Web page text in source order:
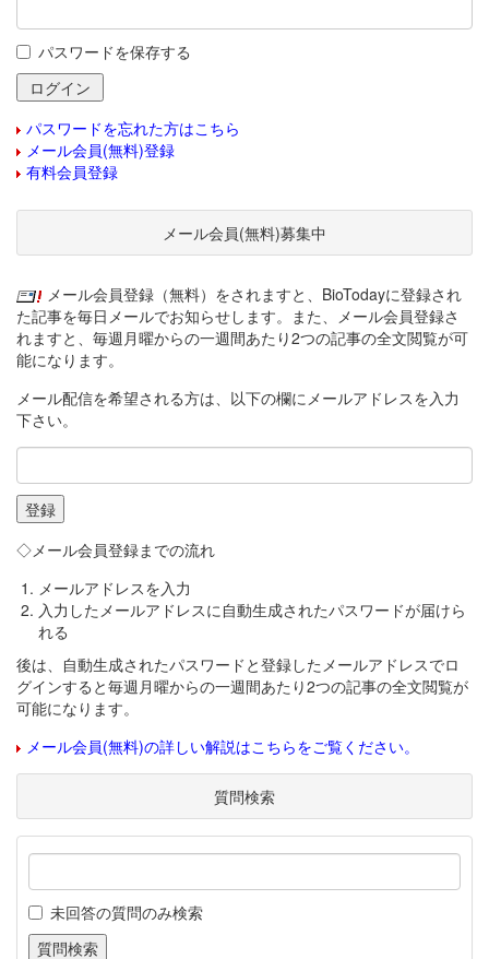
パスワードを保存する
パスワードを忘れた方はこちら
メール会員(無料)登録
有料会員登録
メール会員(無料)募集中
メール会員登録（無料）をされますと、BioTodayに登録され
た記事を毎日メールでお知らせします。また、メール会員登録さ
れますと、毎週月曜からの一週間あたり2つの記事の全文閲覧が可
能になります。
メール配信を希望される方は、以下の欄にメールアドレスを入力
下さい。
◇メール会員登録までの流れ
メールアドレスを入力
入力したメールアドレスに自動生成されたパスワードが届けら
れる
後は、自動生成されたパスワードと登録したメールアドレスでロ
グインすると毎週月曜からの一週間あたり2つの記事の全文閲覧が
可能になります。
メール会員(無料)の詳しい解説はこちらをご覧ください。
質問検索
未回答の質問のみ検索